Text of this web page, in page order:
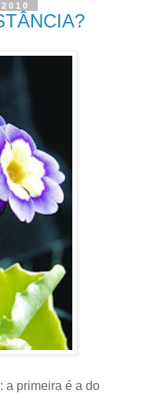
a primeira é a do